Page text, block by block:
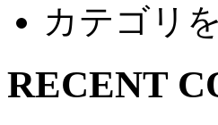
カテゴリ
RECENT